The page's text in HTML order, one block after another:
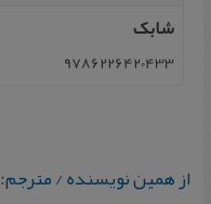
شابک
9786226420433
از همین نویسنده / مترجم: